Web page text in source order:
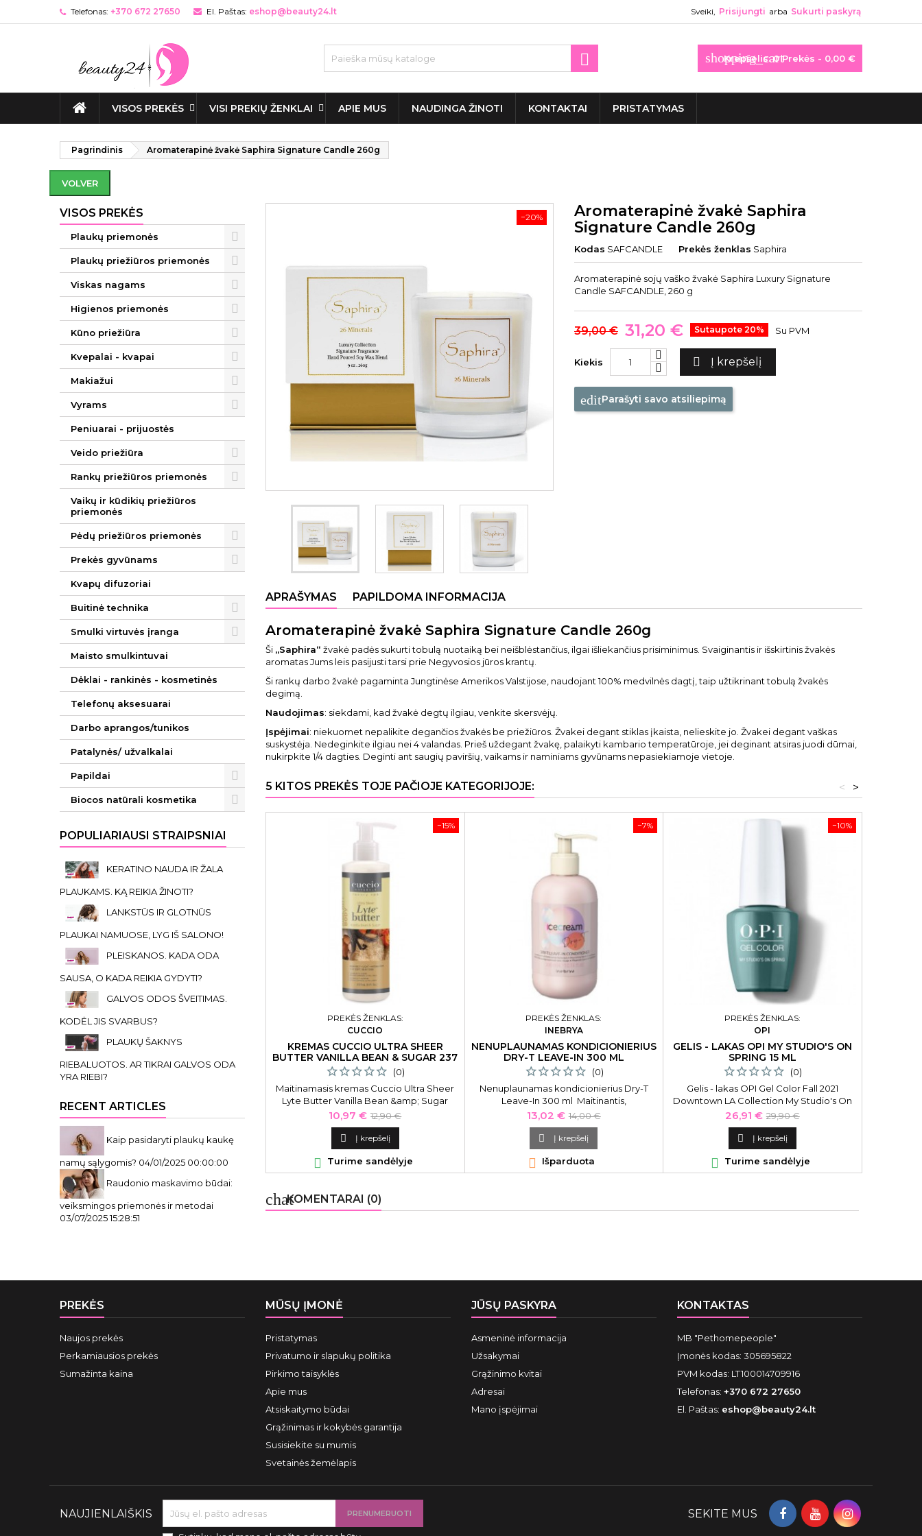
Telefonas: +370 672 27650 El. Paštas: eshop@beauty24.lt Sveiki, Prisijungti arba Sukurti paskyrą
shopping_cart
Krepšelis: 0Prekės - 0,00 €

VISOS PREKĖS VISI PREKIŲ ŽENKLAI APIE MUS NAUDINGA ŽINOTI KONTAKTAI PRISTATYMAS
Pagrindinis Aromaterapinė žvakė Saphira Signature Candle 260g
VOLVER
VISOS PREKĖS
Plaukų priemonės
Plaukų priežiūros priemonės
Viskas nagams
Higienos priemonės
Kūno priežiūra
Kvepalai - kvapai
Makiažui
Vyrams
Peniuarai - prijuostės
Veido priežiūra
Rankų priežiūros priemonės
Vaikų ir kūdikių priežiūros
priemonės
Pėdų priežiūros priemonės
Prekės gyvūnams
Kvapų difuzoriai
Buitinė technika
Smulki virtuvės įranga
Maisto smulkintuvai
Dėklai - rankinės - kosmetinės
Telefonų aksesuarai
Darbo aprangos/tunikos
Patalynės/ užvalkalai
Papildai
Biocos natūrali kosmetika
POPULIARIAUSI STRAIPSNIAI
KERATINO NAUDA IR ŽALA
PLAUKAMS. KĄ REIKIA ŽINOTI?
LANKSTŪS IR GLOTNŪS
PLAUKAI NAMUOSE, LYG IŠ SALONO!
PLEISKANOS. KADA ODA
SAUSA, O KADA REIKIA GYDYTI?
GALVOS ODOS ŠVEITIMAS.
KODĖL JIS SVARBUS?
PLAUKŲ ŠAKNYS
RIEBALUOTOS. AR TIKRAI GALVOS ODA
YRA RIEBI?
RECENT ARTICLES
Kaip pasidaryti plaukų kaukę
namų sąlygomis? 04/01/2025 00:00:00
Raudonio maskavimo būdai:
veiksmingos priemonės ir metodai
03/07/2025 15:28:51
−20%
Aromaterapinė žvakė Saphira
Signature Candle 260g
Kodas SAFCANDLE Prekės ženklas Saphira
Aromaterapinė sojų vaško žvakė Saphira Luxury Signature
Candle SAFCANDLE, 260 g
39,00 € 31,20 € Sutaupote 20% Su PVM
Kiekis  Į krepšelį
editParašyti savo atsiliepimą
APRAŠYMAS PAPILDOMA INFORMACIJA
Aromaterapinė žvakė Saphira Signature Candle 260g
Ši „Saphira“ žvakė padės sukurti tobulą nuotaiką bei neišblėstančius, ilgai išliekančius prisiminimus. Svaiginantis ir išskirtinis žvakės
aromatas Jums leis pasijusti tarsi prie Negyvosios jūros krantų.
Ši rankų darbo žvakė pagaminta Jungtinėse Amerikos Valstijose, naudojant 100% medvilnės dagtį, taip užtikrinant tobulą žvakės
degimą.
Naudojimas: siekdami, kad žvakė degtų ilgiau, venkite skersvėjų.
Įspėjimai: niekuomet nepalikite degančios žvakės be priežiūros. Žvakei degant stiklas įkaista, nelieskite jo. Žvakei degant vaškas
suskystėja. Nedeginkite ilgiau nei 4 valandas. Prieš uždegant žvakę, palaikyti kambario temperatūroje, jei deginant atsiras juodi dūmai,
nukirpkite 1/4 dagties. Deginti ant saugių paviršių, vaikams ir naminiams gyvūnams nepasiekiamoje vietoje.
5 KITOS PREKĖS TOJE PAČIOJE KATEGORIJOJE: >
<
−15%
PREKĖS ŽENKLAS:
CUCCIO
KREMAS CUCCIO ULTRA SHEER
BUTTER VANILLA BEAN & SUGAR 237
ML
(0)
Maitinamasis kremas Cuccio Ultra Sheer
Lyte Butter Vanilla Bean &amp; Sugar
3239 CNSC2035, tinka rankoms, pėdoms ir
kūnui, 237 ml
Kaina
10,97 € Bazinė
kaina
12,90 €
 Į krepšelį
 Turime sandėlyje
−7%
PREKĖS ŽENKLAS:
INEBRYA
NENUPLAUNAMAS KONDICIONIERIUS
DRY-T LEAVE-IN 300 ML
(0)
Nenuplaunamas kondicionierius Dry-T
Leave-In 300 ml Maitinantis,
nenuplaunamas kondicionierius Inebrya
Ice Cream Dry-T Leave-In Conditioner
ICE26325, skirtasbesipučiantiems,
išsausėjusiems plaukams.
Kaina
13,02 € Bazinė
kaina
14,00 €
 Į krepšelį
 Išparduota
−10%
PREKĖS ŽENKLAS:
OPI
GELIS - LAKAS OPI MY STUDIO'S ON
SPRING 15 ML
(0)
Gelis - lakas OPI Gel Color Fall 2021
Downtown LA Collection My Studio's On
Spring OPIGCLA12, 15 ml
Kaina
26,91 € Bazinė
kaina
29,90 €
 Į krepšelį
 Turime sandėlyje
chatKOMENTARAI (0)
PREKĖS
Naujos prekės
Perkamiausios prekės
Sumažinta kaina
MŪSŲ ĮMONĖ
Pristatymas
Privatumo ir slapukų politika
Pirkimo taisyklės
Apie mus
Atsiskaitymo būdai
Grąžinimas ir kokybės garantija
Susisiekite su mumis
Svetainės žemėlapis
JŪSŲ PASKYRA
Asmeninė informacija
Užsakymai
Grąžinimo kvitai
Adresai
Mano įspėjimai
KONTAKTAS
MB "Pethomepeople"
Įmonės kodas: 305695822
PVM kodas: LT100014709916
Telefonas: +370 672 27650
El. Paštas: eshop@beauty24.lt
NAUJIENLAIŠKIS SEKITE MUS